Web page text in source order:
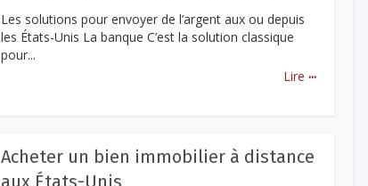
Les solutions pour envoyer de l’argent aux ou depuis
les États-Unis La banque C’est la solution classique
pour...
Lire ...
Acheter un bien immobilier à distance
aux États-Unis